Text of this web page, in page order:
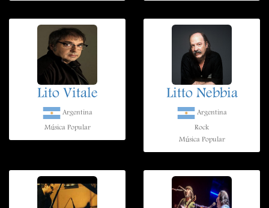
Lito Vitale
Argentina
Música Popular
Litto Nebbia
Argentina
Rock
Música Popular